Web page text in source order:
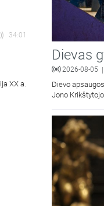
34:01
XX a.
Dievas
2026-08-05 |
Dievo
Jono